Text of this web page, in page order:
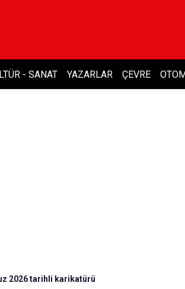
- SANAT YAZARLAR ÇEVRE
2026 tarihli karikatürü